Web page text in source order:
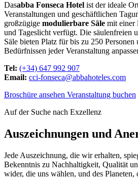
Dasabba Fonseca Hotel ist der ideale
Veranstaltungen und geschäftlichen
großzügige modulierbare Säle mit einer
und Tageslicht verfügt. Die säulenfreien
Säle bieten Platz für bis zu 250 Personen
Bedürfnissen jeder Veranstaltung
Tel: (+34) 647 992 907
Email: cci-fonseca@abbahoteles.com
Broschüre ansehen Veranstaltung buchen
Auf der Suche nach Exzellenz
Auszeichnungen und
Jede Auszeichnung, die wir erhalten,
Bekenntnis zu Nachhaltigkeit, Qualität
wider, die uns wählen, und des Planeten,